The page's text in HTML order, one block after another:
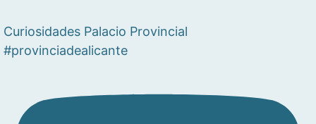
Curiosidades Palacio Provincial
#provinciadealicante